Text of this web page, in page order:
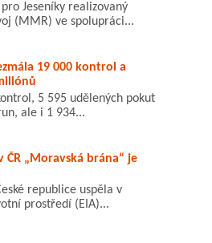
Jeseníky realizovaný
(MMR) ve spolupráci...
19 000 kontrol a
5 595 udělených pokut
ale i 1 934...
„Moravská brána“ je
republice uspěla v
prostředí (EIA)...